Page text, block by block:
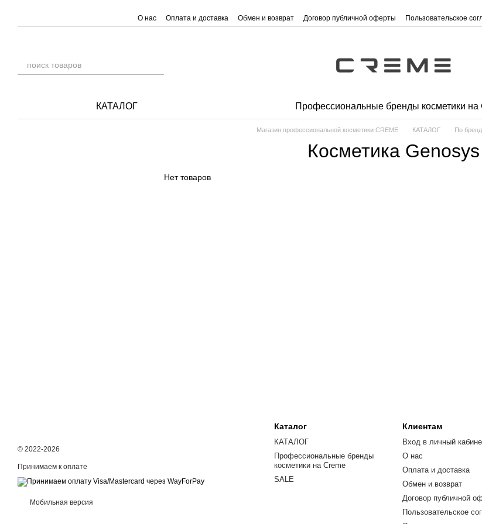
О нас Оплата и доставка Обмен и возврат Договор публичной оферты Пользовательское
КАТАЛОГ Профессиональные бренды косметики на
Магазин профессиональной косметики CREME КАТАЛОГ По
Косметика Genosys
Нет товаров
© 2022-2026
Принимаем к оплате
Мобильная версия
Каталог
КАТАЛОГ
Профессиональные бренды
косметики на Creme
SALE
Клиентам
Вход в личный
О нас
Оплата и доставка
Обмен и возврат
Договор публичной
Пользовательское